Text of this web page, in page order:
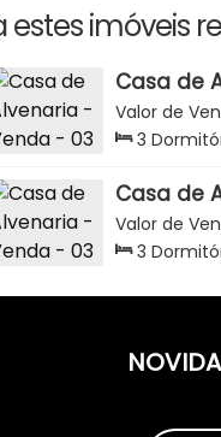
estes imóveis
Casa de
89m2 -
Fechado
Valor de
Catarina,
3
Total: 89
Casa de
294m2 -
Siebert -
Valor de
Catarina,
3